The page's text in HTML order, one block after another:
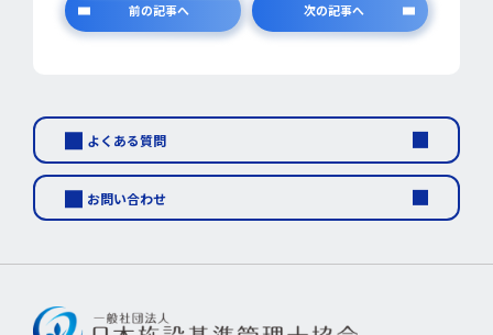
前の記事へ 次の記事へ
よくある質問
お問い合わせ